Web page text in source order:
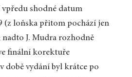
shodné datum
(z loňska přitom pochází jen
J. Mudra rozhodně
finální korektuře
době vydání byl krátce po